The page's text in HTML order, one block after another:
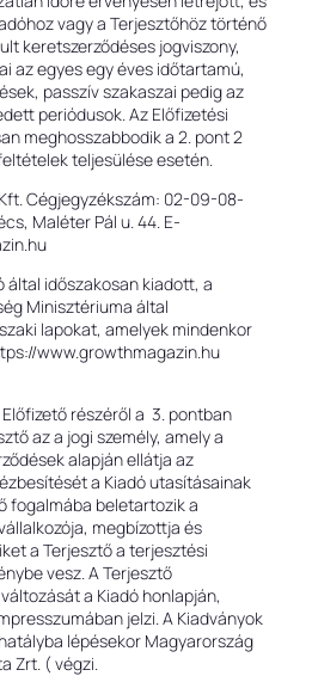
vagy a Terjesztőhöz történő
keretszerződéses jogviszony,
az egyes egy éves időtartamú,
passzív szakaszai pedig az
periódusok. Az Előfizetési
meghosszabbodik a 2. pont 2
teljesülése esetén.
Cégjegyzékszám: 02-09-08-
Maléter Pál u. 44. E-
által időszakosan kiadott, a
Minisztériuma által
lapokat, amelyek mindenkor
www.growthmagazin.hu
részéről a 3. pontban
az a jogi személy, amely a
alapján ellátja az
a Kiadó utasításainak
fogalmába beletartozik a
megbízottja és
a Terjesztő a terjesztési
vesz. A Terjesztő
a Kiadó honlapján,
jelzi. A Kiadványok
lépésekor Magyarország
Zrt. ( végzi.